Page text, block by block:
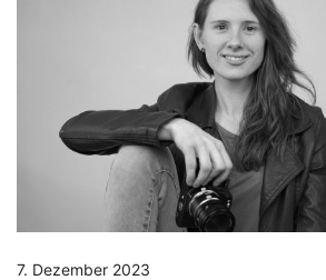
7. Dezember 2023